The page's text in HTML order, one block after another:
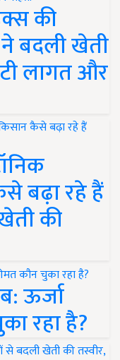
की
बदली खेती
लागत और
बढ़ा रहे हैं
की
ऊर्जा
रहा है?